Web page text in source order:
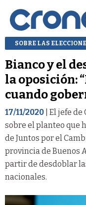
SOBRE LAS
Bianco y el
la oposición:
cuando
17/11/2020 | El jefe
sobre el planteo que
de Juntos por el
provincia de Buenos
partir de desdoblar
nacionales.